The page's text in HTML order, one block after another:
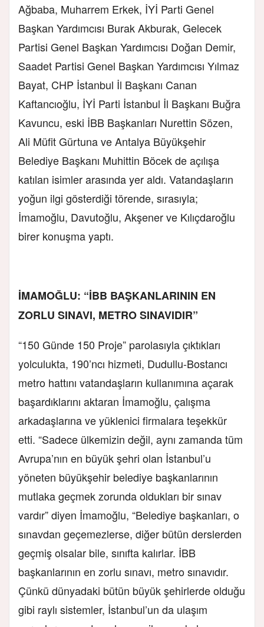
Ağbaba, Muharrem Erkek, İYİ Parti Genel
Başkan Yardımcısı Burak Akburak, Gelecek
Partisi Genel Başkan Yardımcısı Doğan Demir,
Saadet Partisi Genel Başkan Yardımcısı Yılmaz
Bayat, CHP İstanbul İl Başkanı Canan
Kaftancıoğlu, İYİ Parti İstanbul İl Başkanı Buğra
Kavuncu, eski İBB Başkanları Nurettin Sözen,
Ali Müfit Gürtuna ve Antalya Büyükşehir
Belediye Başkanı Muhittin Böcek de açılışa
katılan isimler arasında yer aldı. Vatandaşların
yoğun ilgi gösterdiği törende, sırasıyla;
İmamoğlu, Davutoğlu, Akşener ve Kılıçdaroğlu
birer konuşma yaptı.
İMAMOĞLU: “İBB BAŞKANLARININ EN
ZORLU SINAVI, METRO SINAVIDIR”
“150 Günde 150 Proje” parolasıyla çıktıkları
yolculukta, 190’ncı hizmeti, Dudullu-Bostancı
metro hattını vatandaşların kullanımına açarak
başardıklarını aktaran İmamoğlu, çalışma
arkadaşlarına ve yüklenici firmalara teşekkür
etti. “Sadece ülkemizin değil, aynı zamanda tüm
Avrupa’nın en büyük şehri olan İstanbul’u
yöneten büyükşehir belediye başkanlarının
mutlaka geçmek zorunda oldukları bir sınav
vardır” diyen İmamoğlu, “Belediye başkanları, o
sınavdan geçemezlerse, diğer bütün derslerden
geçmiş olsalar bile, sınıfta kalırlar. İBB
başkanlarının en zorlu sınavı, metro sınavıdır.
Çünkü dünyadaki bütün büyük şehirlerde olduğu
gibi raylı sistemler, İstanbul’un da ulaşım